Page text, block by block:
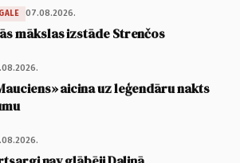
07.08.2026.
mākslas izstāde Strenčos
aicina uz leģendāru nakts